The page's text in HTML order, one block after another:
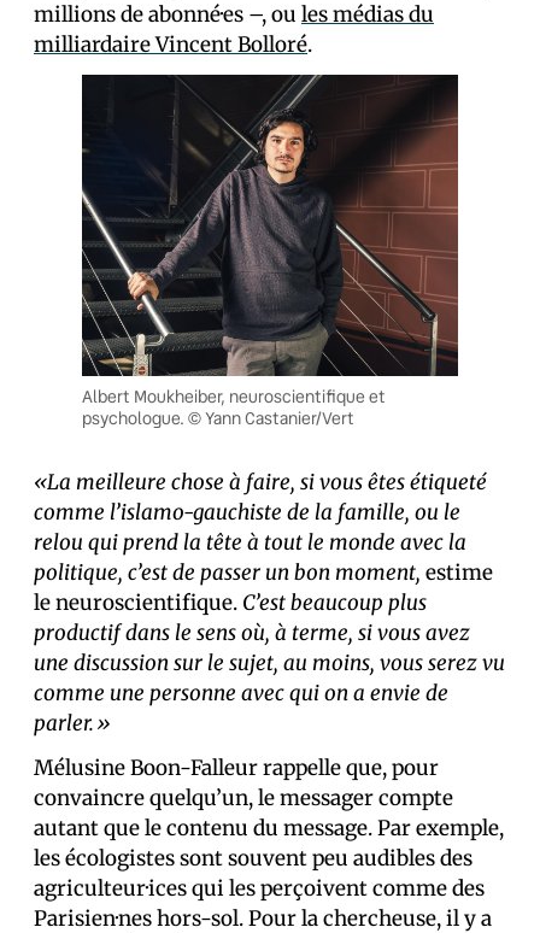
millions de abonné·es –, ou les médias du
milliardaire Vincent Bolloré.
Albert Moukheiber, neuroscientifique et
psychologue. © Yann Castanier/Vert
«La meilleure chose à faire, si vous êtes étiqueté
comme l’islamo-gauchiste de la famille, ou le
relou qui prend la tête à tout le monde avec la
politique, c’est de passer un bon moment, estime
le neuroscientifique. C’est beaucoup plus
productif dans le sens où, à terme, si vous avez
une discussion sur le sujet, au moins, vous serez vu
comme une personne avec qui on a envie de
parler.»
Mélusine Boon-Falleur rappelle que, pour
convaincre quelqu’un, le messager compte
autant que le contenu du message. Par exemple,
les écologistes sont souvent peu audibles des
agriculteur·ices qui les perçoivent comme des
Parisien·nes hors-sol. Pour la chercheuse, il y a